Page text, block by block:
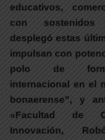
educativos,
con sostenidos
desplegó estas
impulsan con
polo de
internacional en el
bonaerense”, y
«Facultad de
Innovación,